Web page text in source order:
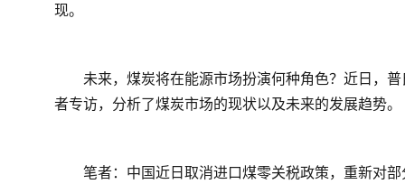
现。
未来，煤炭将在能源市场扮演何种角色？近日，普
者专访，分析了煤炭市场的现状以及未来的发展趋势。
笔者：中国近日取消进口煤零关税政策，重新对部